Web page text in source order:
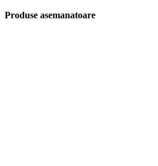
Produse asemanatoare